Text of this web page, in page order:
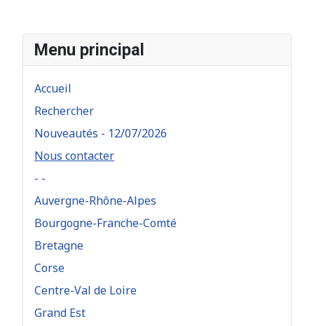
Menu principal
Accueil
Rechercher
Nouveautés - 12/07/2026
Nous contacter
- -
Auvergne-Rhône-Alpes
Bourgogne-Franche-Comté
Bretagne
Corse
Centre-Val de Loire
Grand Est